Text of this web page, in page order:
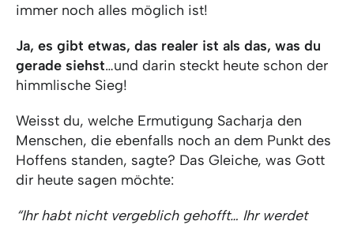
immer noch alles möglich ist!
Ja, es gibt etwas, das realer ist als das, was du
gerade siehst…und darin steckt heute schon der
himmlische Sieg!
Weisst du, welche Ermutigung Sacharja den
Menschen, die ebenfalls noch an dem Punkt des
Hoffens standen, sagte? Das Gleiche, was Gott
dir heute sagen möchte:
“Ihr habt nicht vergeblich gehofft… Ihr werdet